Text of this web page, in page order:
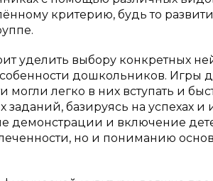
критерию, будь то
уделить выбору конкретных
дошкольников. Игры
могли легко в них вступать и
базируясь на успехах и
демонстрации и включение
но и пониманию